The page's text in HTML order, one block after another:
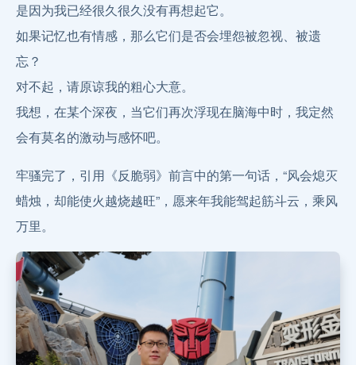
是因为我已经很久很久没有再想起它。
如果记忆也有情感，那么它们是否会埋怨被忽视、被遗
忘？
对不起，请原谅我的粗心大意。
我想，在某个深夜，当它们再次浮现在脑海中时，我定然
会有莫名的激动与感怀吧。
牢骚完了，引用《反脆弱》前言中的第一句话，“风会熄灭
蜡烛，却能使火越烧越旺”，愿来年我能驾起筋斗云，乘风
万里。